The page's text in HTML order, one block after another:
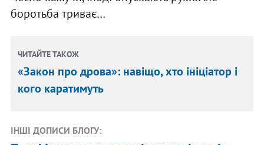
боротьба триває…
ЧИТАЙТЕ ТАКОЖ
«Закон про дрова»: навіщо, хто ініціатор і
кого каратимуть
ІНШІ ДОПИСИ БЛОГУ: